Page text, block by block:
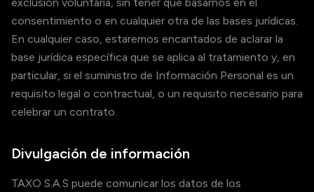
consentimiento o en cualquier otra de las bases jurídicas.
En cualquier caso, estaremos encantados de aclarar la
base jurídica específica que se aplica al tratamiento y, en
particular, si el suministro de Información Personal es un
requisito legal o contractual, o un requisito necesario para
celebrar un contrato.
Divulgación de información
TAXO S.A.S puede comunicar los datos de los